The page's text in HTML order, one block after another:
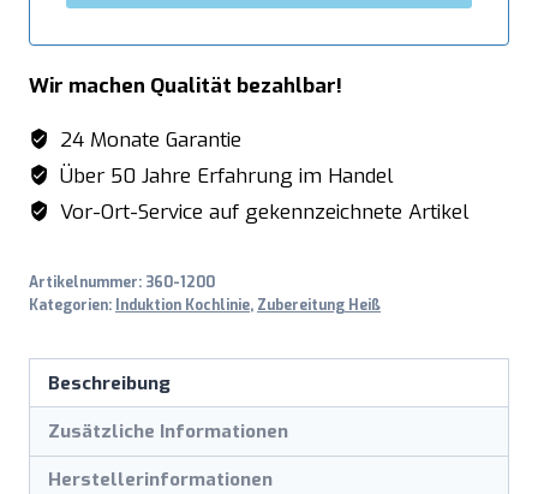
Wir machen Qualität bezahlbar!
24 Monate Garantie
Über 50 Jahre Erfahrung im Handel
Vor-Ort-Service auf gekennzeichnete Artikel
Artikelnummer: 360-1200
Kategorien: Induktion Kochlinie, Zubereitung Heiß
Beschreibung
Zusätzliche Informationen
Herstellerinformationen